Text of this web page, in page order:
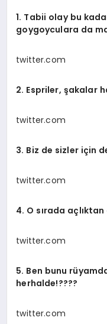
1. Tabii olay bu
goygoyculara da
twitter.com
2. Espriler, şakalar
twitter.com
3. Biz de sizler için
twitter.com
4. O sırada
twitter.com
5. Ben bunu
herhalde!????
twitter.com